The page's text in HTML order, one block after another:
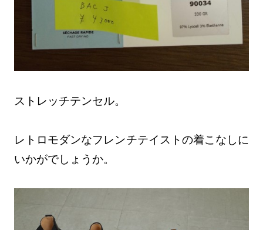
ストレッチテンセル。
レトロモダンなフレンチテイストの着こなしに
いかがでしょうか。